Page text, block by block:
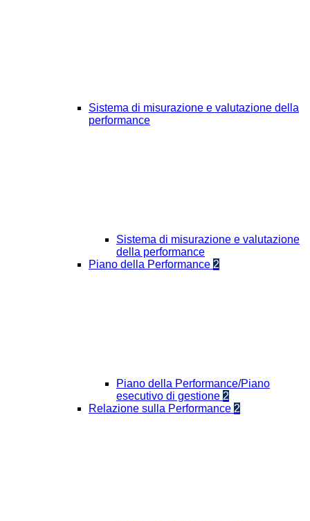
Sistema di misurazione e valutazione della
performance
Sistema di misurazione e valutazione
della performance
Piano della Performance 2
Piano della Performance/Piano
esecutivo di gestione 2
Relazione sulla Performance 2